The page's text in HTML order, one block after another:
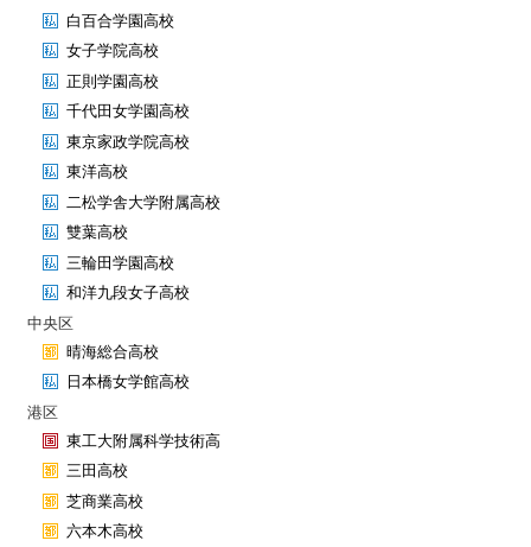
白百合学園高校
女子学院高校
正則学園高校
千代田女学園高校
東京家政学院高校
東洋高校
二松学舎大学附属高校
雙葉高校
三輪田学園高校
和洋九段女子高校
中央区
晴海総合高校
日本橋女学館高校
港区
東工大附属科学技術高
三田高校
芝商業高校
六本木高校